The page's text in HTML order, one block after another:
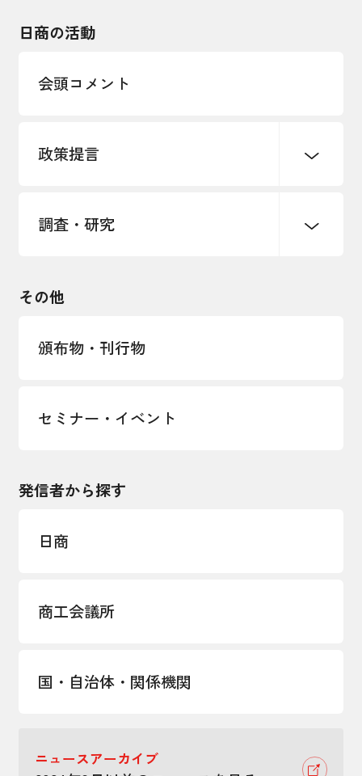
インボイス制度
海外情報レポート
安全保障貿易管理・技術流出防止に関す
経営者保証に関するガイドライン
日商の活動
会頭コメント
政策提言
中小企業経営
国土強靭化・社会基盤整備・震災復興
調査・研究
LOBO調査
その他
頒布物・刊行物
セミナー・イベント
発信者から探す
日商
商工会議所
国・自治体・関係機関
ニュースアーカイブ